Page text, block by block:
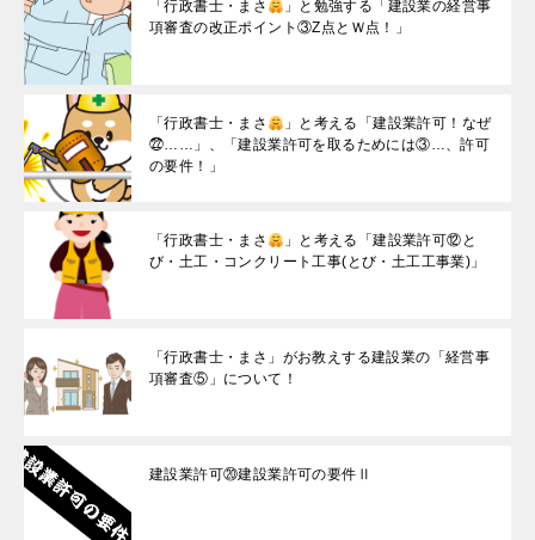
「行政書士・まさ
」と勉強する「建設業の経営事
項審査の改正ポイント③Z点とＷ点！」
「行政書士・まさ
」と考える「建設業許可！なぜ
㉒……」、「建設業許可を取るためには③…、許可
の要件！」
「行政書士・まさ
」と考える「建設業許可⑫と
び・土工・コンクリート工事(とび・土工工事業)」
「行政書士・まさ」がお教えする建設業の「経営事
項審査⑤」について！
建設業許可⑳建設業許可の要件Ⅱ